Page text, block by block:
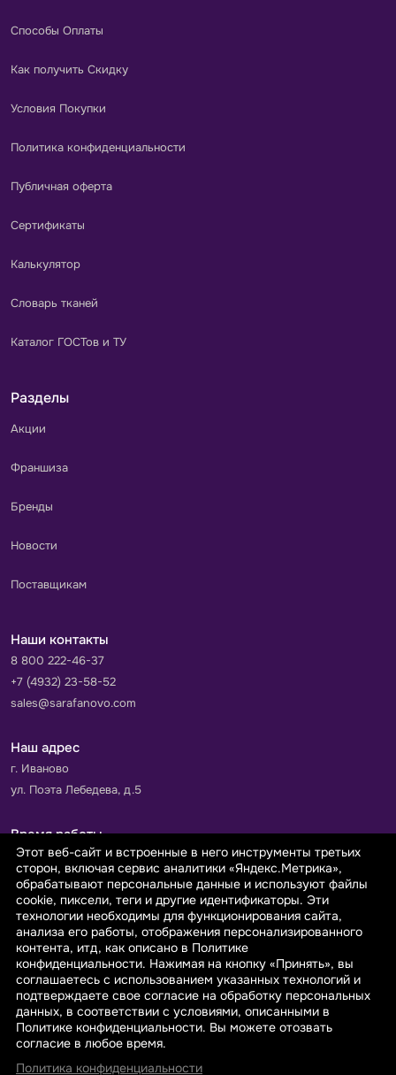
Способы Оплаты
Как получить Скидку
Условия Покупки
Политика конфиденциальности
Публичная оферта
Сертификаты
Калькулятор
Словарь тканей
Каталог ГОСТов и ТУ
Разделы
Акции
Франшиза
Бренды
Новости
Поставщикам
Наши контакты
8 800 222-46-37
+7 (4932) 23-58-52
sales@sarafanovo.com
Наш адрес
г. Иваново
ул. Поэта Лебедева, д.5
Время работы
Пн-Пт с 9.00 до 18.00
Сб-Вс: выходной
Принимаем к оплате
© 2026 sarafanovo.com - Интернет-магазин "САРАФАНОВО"
специализируется на производстве, продаже тканей оптом и в
розницу с доставкой по Роcсии и СНГ.
Этот веб-сайт и встроенные в него инструменты третьих
сторон, включая сервис аналитики «Яндекс.Метрика»,
обрабатывают персональные данные и используют файлы
cookie, пиксели, теги и другие идентификаторы. Эти
технологии необходимы для функционирования сайта,
анализа его работы, отображения персонализированного
контента, итд, как описано в Политике
конфиденциальности. Нажимая на кнопку «Принять», вы
соглашаетесь с использованием указанных технологий и
подтверждаете свое согласие на обработку персональных
данных, в соответствии с условиями, описанными в
Политике конфиденциальности. Вы можете отозвать
согласие в любое время.
Политика конфиденциальности